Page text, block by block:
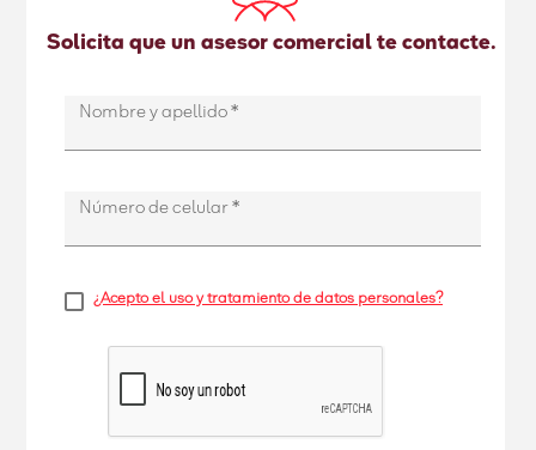
Solicita que un asesor comercial te contacte.
Nombre y apellido *
Número de celular *
¿Acepto el uso y tratamiento de datos personales?